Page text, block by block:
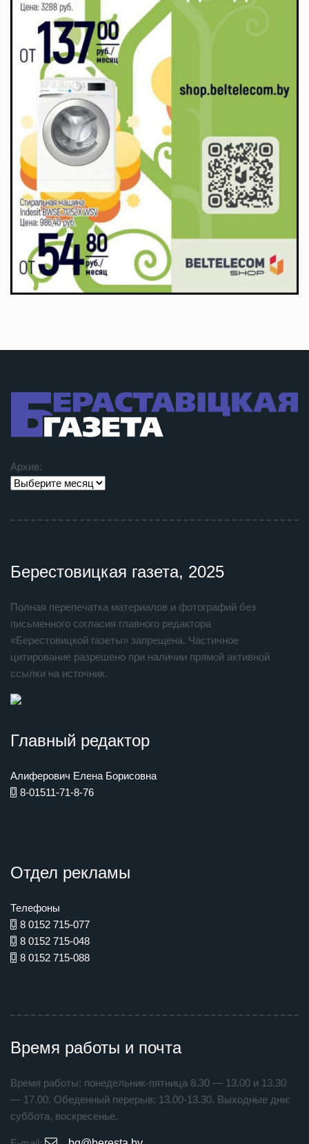
Архив:
Берестовицкая газета, 2025
Полная перепечатка материалов и фотографий без
письменного согласия главного редактора
«Берестовицкой газеты» запрещена. Частичное
цитирование разрешено при наличии прямой активной
ссылки на источник.
Главный редактор
Алиферович Елена Борисовна
8-01511-71-8-76
Отдел рекламы
Телефоны
8 0152 715-077
8 0152 715-048
8 0152 715-088
Время работы и почта
Время работы: понедельник-пятница 8.30 — 13.00 и 13.30
— 17.00. Обеденный перерыв: 13.00-13.30. Выходные дни:
суббота, воскресенье.